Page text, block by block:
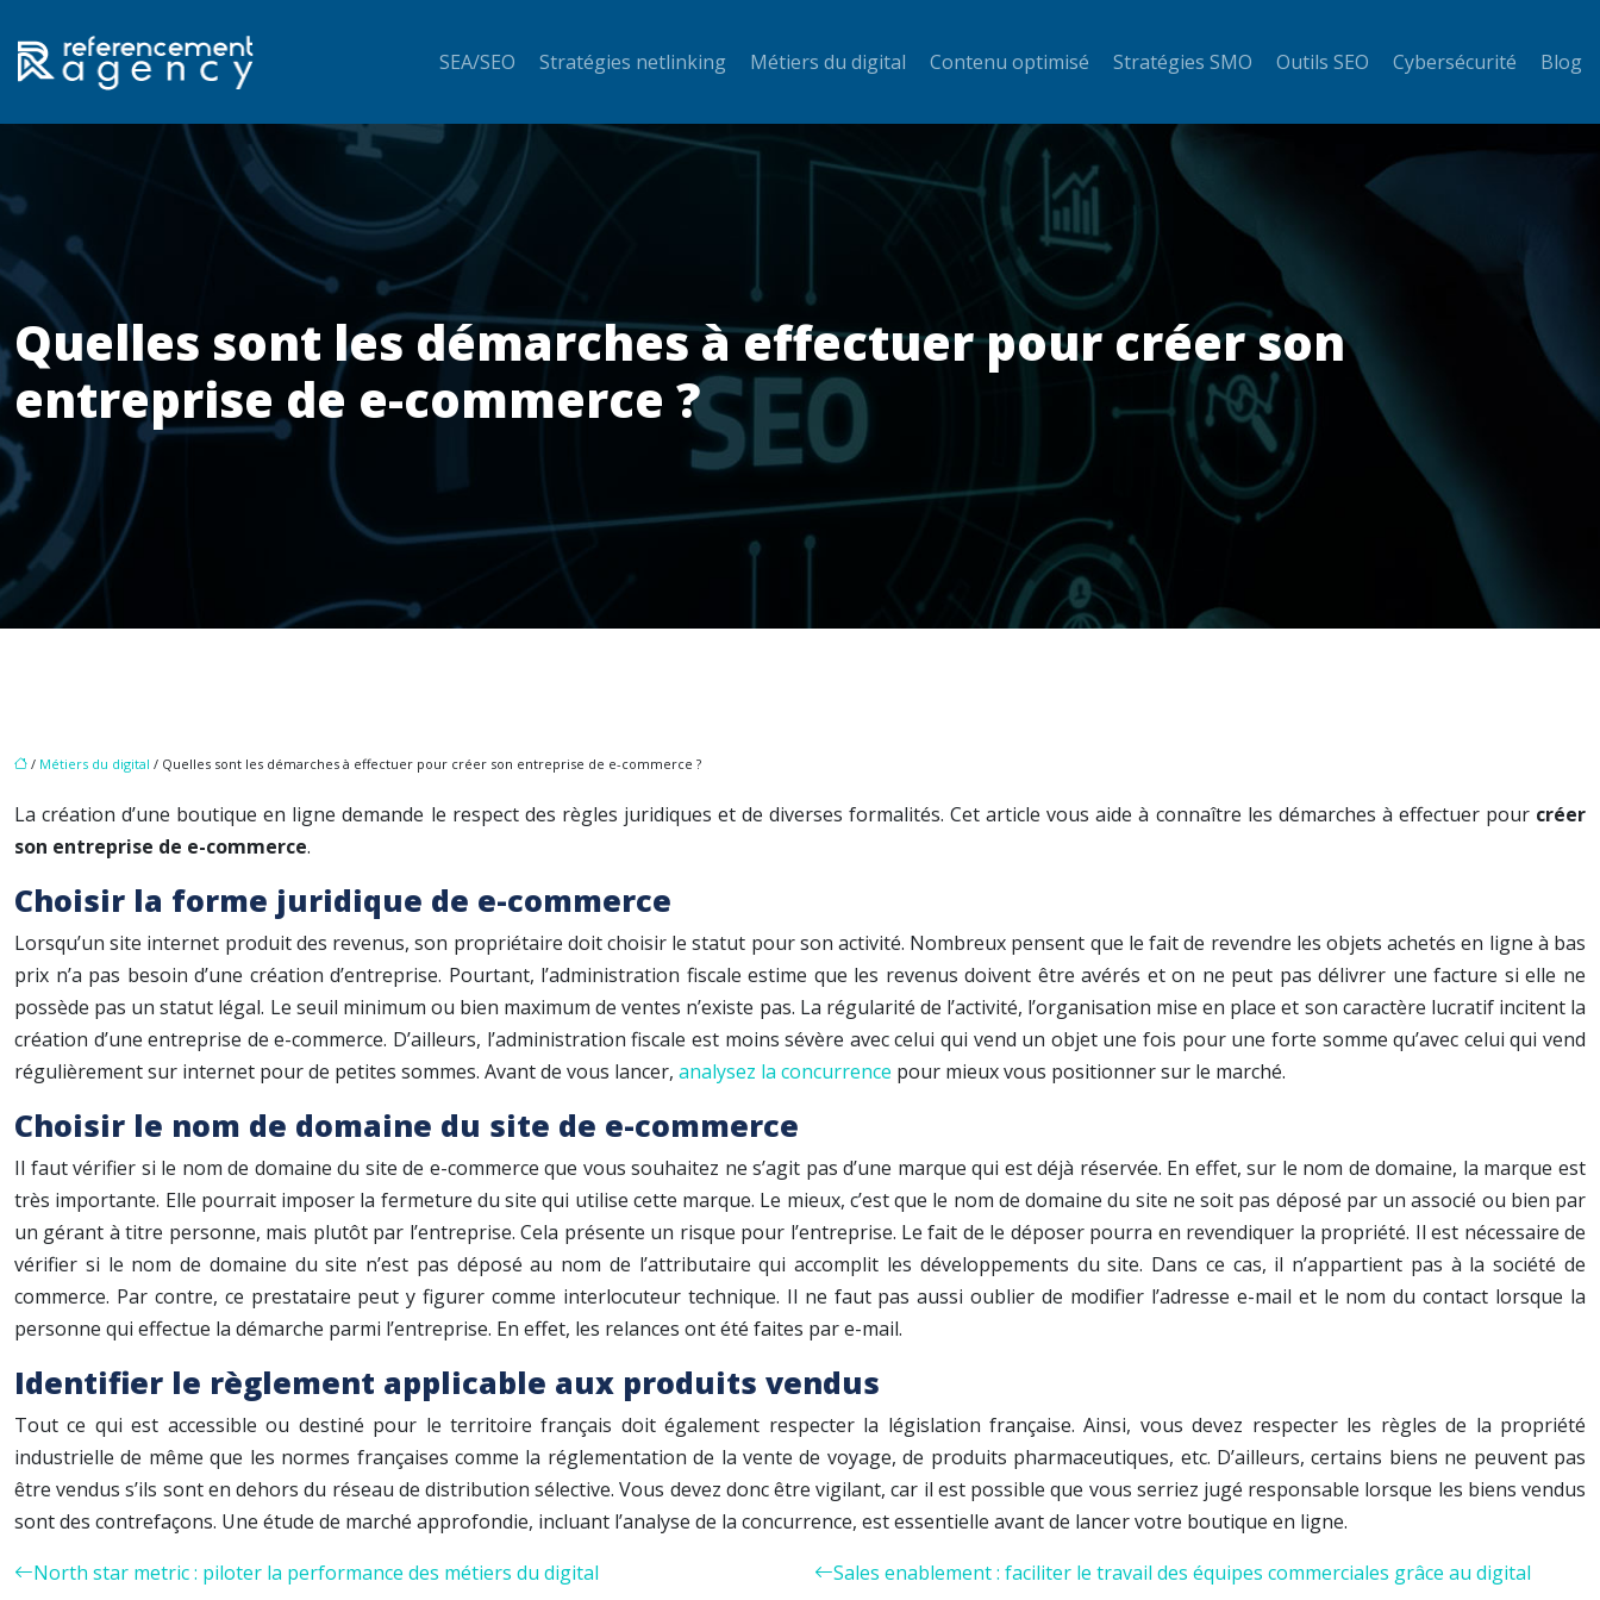
SEA/SEO Stratégies netlinking Métiers du digital Contenu optimisé Stratégies SMO Outils SEO Cybersécurité Blog
Quelles sont les démarches à effectuer pour créer son
entreprise de e-commerce ?
/ Métiers du digital / Quelles sont les démarches à effectuer pour créer son entreprise de e-commerce ?
La création d’une boutique en ligne demande le respect des règles juridiques et de diverses formalités. Cet article vous aide à connaître les démarches à effectuer pour créer
son entreprise de e-commerce.
Choisir la forme juridique de e-commerce
Lorsqu’un site internet produit des revenus, son propriétaire doit choisir le statut pour son activité. Nombreux pensent que le fait de revendre les objets achetés en ligne à bas
prix n’a pas besoin d’une création d’entreprise. Pourtant, l’administration fiscale estime que les revenus doivent être avérés et on ne peut pas délivrer une facture si elle ne
possède pas un statut légal. Le seuil minimum ou bien maximum de ventes n’existe pas. La régularité de l’activité, l’organisation mise en place et son caractère lucratif incitent la
création d’une entreprise de e-commerce. D’ailleurs, l’administration fiscale est moins sévère avec celui qui vend un objet une fois pour une forte somme qu’avec celui qui vend
régulièrement sur internet pour de petites sommes. Avant de vous lancer, analysez la concurrence pour mieux vous positionner sur le marché.
Choisir le nom de domaine du site de e-commerce
Il faut vérifier si le nom de domaine du site de e-commerce que vous souhaitez ne s’agit pas d’une marque qui est déjà réservée. En effet, sur le nom de domaine, la marque est
très importante. Elle pourrait imposer la fermeture du site qui utilise cette marque. Le mieux, c’est que le nom de domaine du site ne soit pas déposé par un associé ou bien par
un gérant à titre personne, mais plutôt par l’entreprise. Cela présente un risque pour l’entreprise. Le fait de le déposer pourra en revendiquer la propriété. Il est nécessaire de
vérifier si le nom de domaine du site n’est pas déposé au nom de l’attributaire qui accomplit les développements du site. Dans ce cas, il n’appartient pas à la société de
commerce. Par contre, ce prestataire peut y figurer comme interlocuteur technique. Il ne faut pas aussi oublier de modifier l’adresse e-mail et le nom du contact lorsque la
personne qui effectue la démarche parmi l’entreprise. En effet, les relances ont été faites par e-mail.
Identifier le règlement applicable aux produits vendus
Tout ce qui est accessible ou destiné pour le territoire français doit également respecter la législation française. Ainsi, vous devez respecter les règles de la propriété
industrielle de même que les normes françaises comme la réglementation de la vente de voyage, de produits pharmaceutiques, etc. D’ailleurs, certains biens ne peuvent pas
être vendus s’ils sont en dehors du réseau de distribution sélective. Vous devez donc être vigilant, car il est possible que vous serriez jugé responsable lorsque les biens vendus
sont des contrefaçons. Une étude de marché approfondie, incluant l’analyse de la concurrence, est essentielle avant de lancer votre boutique en ligne.
North star metric : piloter la performance des métiers du digital
Sales enablement : faciliter le travail des équipes commerciales grâce au digital